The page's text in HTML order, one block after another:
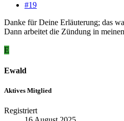
#19
Danke für Deine Erläuterung; das
Dann arbeitet die Zündung in
E
Ewald
Aktives Mitglied
Registriert